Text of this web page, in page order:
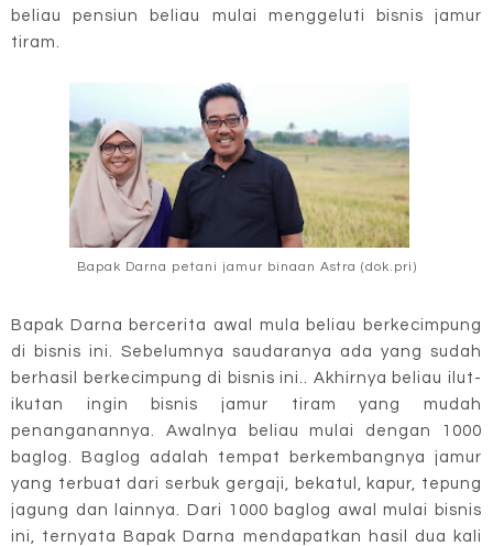
beliau pensiun beliau mulai menggeluti bisnis jamur
tiram.
Bapak Darna petani jamur binaan Astra (dok.pri)
Bapak Darna bercerita awal mula beliau berkecimpung
di bisnis ini. Sebelumnya saudaranya ada yang sudah
berhasil berkecimpung di bisnis ini.. Akhirnya beliau ilut-
ikutan ingin bisnis jamur tiram yang mudah
penanganannya. Awalnya beliau mulai dengan 1000
baglog. Baglog adalah tempat berkembangnya jamur
yang terbuat dari serbuk gergaji, bekatul, kapur, tepung
jagung dan lainnya. Dari 1000 baglog awal mulai bisnis
ini, ternyata Bapak Darna mendapatkan hasil dua kali